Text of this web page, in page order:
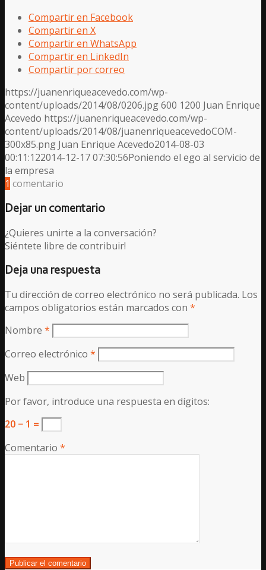
Compartir en Facebook
Compartir en X
Compartir en WhatsApp
Compartir en LinkedIn
Compartir por correo
https://juanenriqueacevedo.com/wp-
content/uploads/2014/08/0206.jpg600 1200 Juan Enrique
Acevedo https://juanenriqueacevedo.com/wp-
content/uploads/2014/08/juanenriqueacevedoCOM-
300x85.png Juan Enrique Acevedo2014-08-03
00:11:122014-12-17 07:30:56Poniendo el ego al servicio de
la empresa
1 comentario
Dejar un comentario
¿Quieres unirte a la conversación?
Siéntete libre de contribuir!
Deja una respuesta
Tu dirección de correo electrónico no será publicada. Los
campos obligatorios están marcados con *
Nombre *
Correo electrónico *
Web
Por favor, introduce una respuesta en dígitos:
20 − 1 =
Comentario *